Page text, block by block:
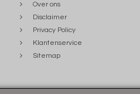
Over ons
Disclaimer
Privacy Policy
Klantenservice
Sitemap